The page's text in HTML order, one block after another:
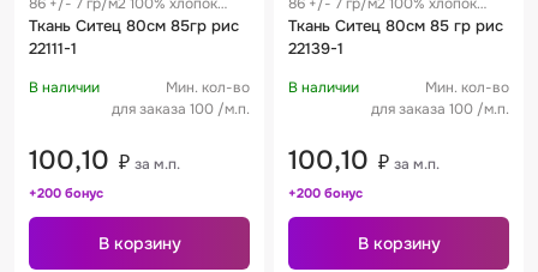
0.28 м
Ткань Ситец 80см 85гр рис
22111-1
В наличии
Мин. кол-во
для заказа 100 /м.п.
100,10 ₽ за м.п.
+200 бонус
В корзину
0.28 м
Ткань Ситец 80см 85 гр рис
22139-1
В наличии
Мин. кол-во
для заказа 100 /м.п.
100,10 ₽ за м.п.
+200 бонус
В корзину